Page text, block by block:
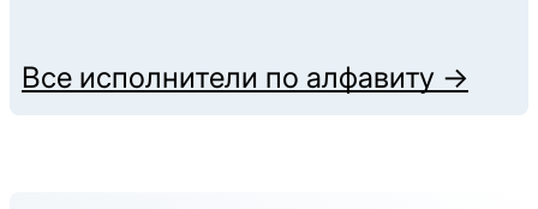
Все исполнители по алфавиту →